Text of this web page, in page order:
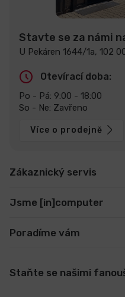
Stavte se za námi
U Pekáren 1644/1a, 102
Otevírací doba:
Po - Pá: 9:00 - 18:00
So - Ne: Zavřeno
Více o prodejně
Zákaznický servis
Jsme [in]computer
Poradíme vám
Staňte se našimi